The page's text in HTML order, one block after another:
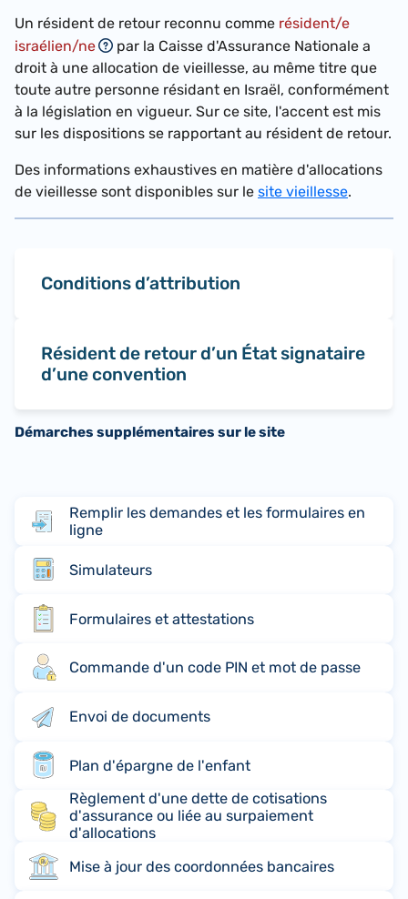
Un résident de retour reconnu comme résident/e
israélien/ne
par la Caisse d'Assurance Nationale a
droit à une allocation de vieillesse, au même titre que
toute autre personne résidant en Israël, conformément
à la législation en vigueur. Sur ce site, l'accent est mis
sur les dispositions se rapportant au résident de retour.
Des informations exhaustives en matière d'allocations
de vieillesse sont disponibles sur le site vieillesse.
Conditions d’attribution
Résident de retour d’un État signataire
d’une convention
Démarches supplémentaires sur le site
Remplir les demandes et les formulaires en
ligne
Simulateurs
Formulaires et attestations
Commande d'un code PIN et mot de passe
Envoi de documents
Plan d'épargne de l'enfant
Règlement d'une dette de cotisations
d'assurance ou liée au surpaiement
d'allocations
Mise à jour des coordonnées bancaires